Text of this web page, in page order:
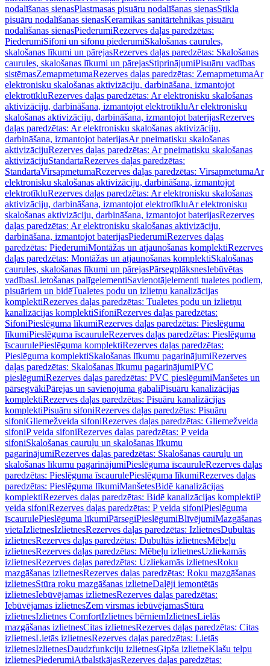
nodalīšanas sienasPlastmasas pisuāru nodalīšanas sienasStikla
pisuāru nodalīšanas sienasKeramikas sanitārtehnikas pisuāru
nodalīšanas sienasPiederumiRezerves daļas paredzētas:
PiederumiSifoni un sifonu piederumiSkalošanas caurules,
skalošanas līkumi un pārejasRezerves daļas paredzētas: Skalošanas
caurules, skalošanas līkumi un pārejasStiprinājumiPisuāru vadības
sistēmasZemapmetumaRezerves daļas paredzētas: ZemapmetumaAr
elektronisku skalošanas aktivizāciju, darbināšana, izmantojot
elektrotīkluRezerves daļas paredzētas: Ar elektronisku skalošanas
aktivizāciju, darbināšana, izmantojot elektrotīkluAr elektronisku
skalošanas aktivizāciju, darbināšana, izmantojot baterijasRezerves
daļas paredzētas: Ar elektronisku skalošanas aktivizāciju,
darbināšana, izmantojot baterijasAr pneimatisku skalošanas
aktivizācijuRezerves daļas paredzētas: Ar pneimatisku skalošanas
aktivizācijuStandartaRezerves daļas paredzētas:
StandartaVirsapmetumaRezerves daļas paredzētas: VirsapmetumaAr
elektronisku skalošanas aktivizāciju, darbināšana, izmantojot
elektrotīkluRezerves daļas paredzētas: Ar elektronisku skalošanas
aktivizāciju, darbināšana, izmantojot elektrotīkluAr elektronisku
skalošanas aktivizāciju, darbināšana, izmantojot baterijasRezerves
daļas paredzētas: Ar elektronisku skalošanas aktivizāciju,
darbināšana, izmantojot baterijasPiederumiRezerves daļas
paredzētas: PiederumiMontāžas un atjaunošanas komplektiRezerves
daļas paredzētas: Montāžas un atjaunošanas komplektiSkalošanas
caurules, skalošanas līkumi un pārejasPārsegplāksnesIebūvētas
vadībasLietošanas palīgelementiSavienotājelementi tualetes podiem,
pisuāriem un bidēTualetes podu un izlietņu kanalizācijas
komplektiRezerves daļas paredzētas: Tualetes podu un izlietņu
kanalizācijas komplektiSifoniRezerves daļas paredzētas:
SifoniPieslēguma līkumiRezerves daļas paredzētas: Pieslēguma
līkumiPieslēguma īscauruleRezerves daļas paredzētas: Pieslēguma
īscaurulePieslēguma komplektiRezerves daļas paredzētas:
Pieslēguma komplektiSkalošanas līkumu pagarinājumiRezerves
daļas paredzētas: Skalošanas līkumu pagarinājumiPVC
pieslēgumiRezerves daļas paredzētas: PVC pieslēgumiManšetes un
pārsegvākiPārejas un savienojuma gabaliPisuāru kanalizācijas
komplektiRezerves daļas paredzētas: Pisuāru kanalizācijas
komplektiPisuāru sifoniRezerves daļas paredzētas: Pisuāru
sifoniGliemežveida sifoniRezerves daļas paredzētas: Gliemežveida
sifoniP veida sifoniRezerves daļas paredzētas: P veida
sifoniSkalošanas cauruļu un skalošanas līkumu
pagarinājumiRezerves daļas paredzētas: Skalošanas cauruļu un
skalošanas līkumu pagarinājumiPieslēguma īscauruleRezerves daļas
paredzētas: Pieslēguma īscaurulePieslēguma līkumiRezerves daļas
paredzētas: Pieslēguma līkumiManšetesBidē kanalizācijas
komplektiRezerves daļas paredzētas: Bidē kanalizācijas komplektiP
veida sifoniRezerves daļas paredzētas: P veida sifoniPieslēguma
īscaurulePieslēguma līkumiPārsegiPieslēgumiBlīvējumiMazgāšanas
vietaIzlietnesIzlietnesRezerves daļas paredzētas: IzlietnesDubultās
izlietnesRezerves daļas paredzētas: Dubultās izlietnesMēbeļu
izlietnesRezerves daļas paredzētas: Mēbeļu izlietnesUzliekamās
izlietnesRezerves daļas paredzētas: Uzliekamās izlietnesRoku
mazgāšanas izlietnesRezerves daļas paredzētas: Roku mazgāšanas
izlietnesStūra roku mazgāšanas izlietneDaļēji iemontētās
izlietnesIebūvējamas izlietnesRezerves daļas paredzētas:
Iebūvējamas izlietnesZem virsmas iebūvējamasStūra
izlietnesIzlietnes ComfortIzlietnes bērniemIzlietnesLielās
mazgāšanas izlietnesCitas izlietnesRezerves daļas paredzētas: Citas
izlietnesLietās izlietnesRezerves daļas paredzētas: Lietās
izlietnesIzlietnesDaudzfunkciju izlietnesĢipša izlietneKlašu telpu
izlietnesPiederumiAtbalstkājasRezerves daļas paredzētas: